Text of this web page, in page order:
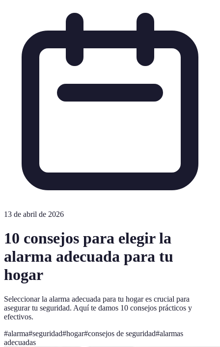
13 de abril de 2026
10 consejos para elegir la
alarma adecuada para tu
hogar
Seleccionar la alarma adecuada para tu hogar es crucial para
asegurar tu seguridad. Aquí te damos 10 consejos prácticos y
efectivos.
#alarma#seguridad#hogar#consejos de seguridad#alarmas
adecuadas